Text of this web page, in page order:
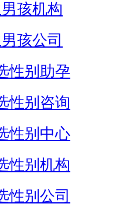
孩机构
孩公司
性别助孕
性别咨询
性别中心
性别机构
性别公司